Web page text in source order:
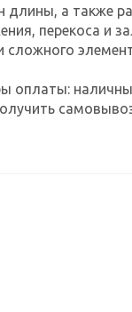
длины, а также
перекоса и
сложного
оплаты: